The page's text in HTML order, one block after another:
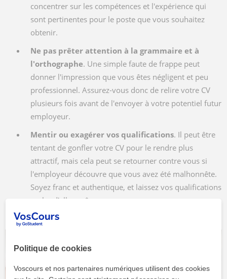
concentrer sur les compétences et l'expérience qui
sont pertinentes pour le poste que vous souhaitez
obtenir.
Ne pas prêter attention à la grammaire et à
l'orthographe. Une simple faute de frappe peut
donner l'impression que vous êtes négligent et peu
professionnel. Assurez-vous donc de relire votre CV
plusieurs fois avant de l'envoyer à votre potentiel futur
employeur.
Mentir ou exagérer vos qualifications. Il peut être
tentant de gonfler votre CV pour le rendre plus
attractif, mais cela peut se retourner contre vous si
l'employeur découvre que vous avez été malhonnête.
Soyez franc et authentique, et laissez vos qualifications
parler d'elles-mêmes.
Politique de cookies
Voscours et nos partenaires numériques utilisent des cookies